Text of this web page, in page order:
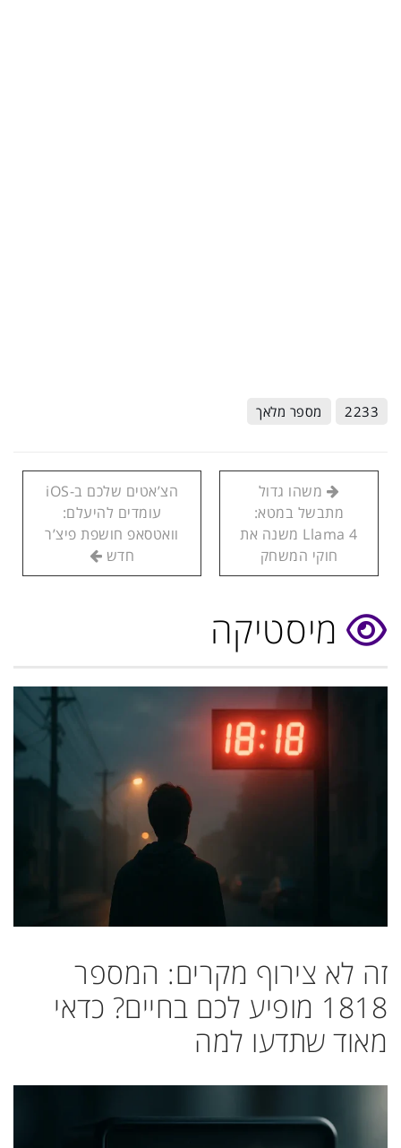
2233 מספר מלאך
משהו גדול
מתבשל במטא:
Llama 4 משנה את
חוקי המשחק
הצ’אטים שלכם ב-iOS
עומדים להיעלם:
וואטסאפ חושפת פיצ’ר
חדש
מיסטיקה
זה לא צירוף מקרים: המספר
1818 מופיע לכם בחיים? כדאי
מאוד שתדעו למה